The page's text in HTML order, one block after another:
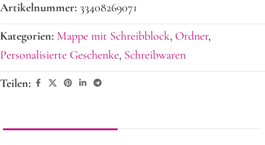
Artikelnummer: 33408269071
Kategorien: Mappe mit Schreibblock, Ordner,
Personalisierte Geschenke, Schreibwaren
Teilen: